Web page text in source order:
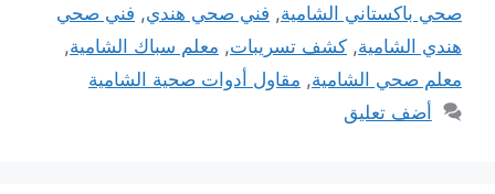
صحي باكستاني الشامية, فني صحي هندي, فني صحي
هندي الشامية, كشف تسريبات, معلم سباك الشامية,
معلم صحي الشامية, مقاول أدوات صحية الشامية
أضف تعليق